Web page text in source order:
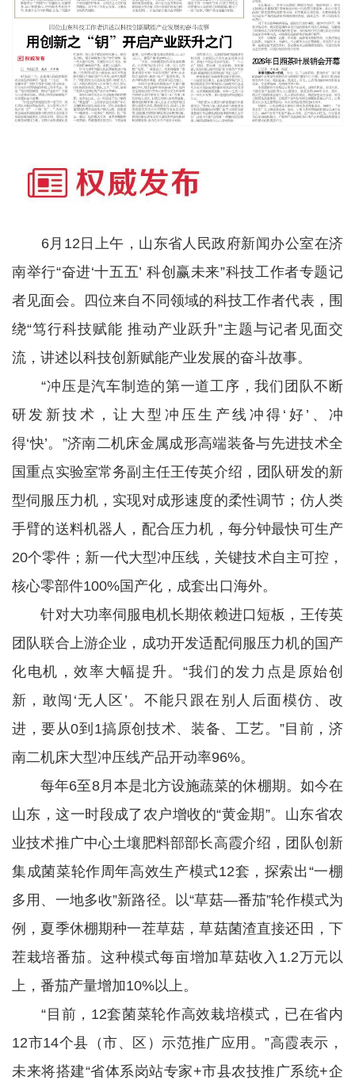
6月12日上午，山东省人民政府新闻办公室在济
南举行“奋进‘十五五’ 科创赢未来”科技工作者专题记
者见面会。四位来自不同领域的科技工作者代表，围
绕“笃行科技赋能 推动产业跃升”主题与记者见面交
流，讲述以科技创新赋能产业发展的奋斗故事。
“冲压是汽车制造的第一道工序，我们团队不断
研发新技术，让大型冲压生产线冲得‘好’、冲
得‘快’。”济南二机床金属成形高端装备与先进技术全
国重点实验室常务副主任王传英介绍，团队研发的新
型伺服压力机，实现对成形速度的柔性调节；仿人类
手臂的送料机器人，配合压力机，每分钟最快可生产
20个零件；新一代大型冲压线，关键技术自主可控，
核心零部件100%国产化，成套出口海外。
针对大功率伺服电机长期依赖进口短板，王传英
团队联合上游企业，成功开发适配伺服压力机的国产
化电机，效率大幅提升。“我们的发力点是原始创
新，敢闯‘无人区’。不能只跟在别人后面模仿、改
进，要从0到1搞原创技术、装备、工艺。”目前，济
南二机床大型冲压线产品开动率96%。
每年6至8月本是北方设施蔬菜的休棚期。如今在
山东，这一时段成了农户增收的“黄金期”。山东省农
业技术推广中心土壤肥料部部长高霞介绍，团队创新
集成菌菜轮作周年高效生产模式12套，探索出“一棚
多用、一地多收”新路径。以“草菇—番茄”轮作模式为
例，夏季休棚期种一茬草菇，草菇菌渣直接还田，下
茬栽培番茄。这种模式每亩增加草菇收入1.2万元以
上，番茄产量增加10%以上。
“目前，12套菌菜轮作高效栽培模式，已在省内
12市14个县（市、区）示范推广应用。”高霞表示，
未来将搭建“省体系岗站专家+市县农技推广系统+企